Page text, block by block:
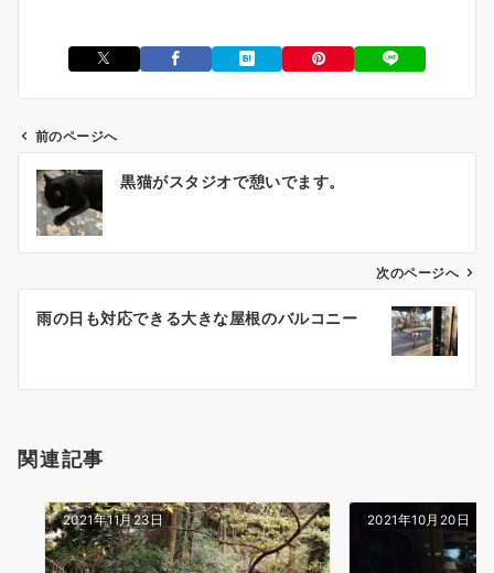
ビ
ン
前のページへ
黒猫がスタジオで憩いでます。
次のページへ
雨の日も対応できる大きな屋根のバルコニー
関連記事
2021年11月23日 2021年10月20日